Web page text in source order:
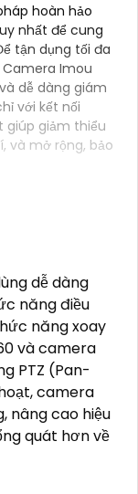
hoàn hảo
nhất để cung
tận dụng tối đa
Camera Imou
dễ dàng giám
với kết nối
giúp giảm thiểu
và mở rộng, bảo
cung cấp
xa, báo động
mà vẫn có
thiết kế dễ
sử dụng mà
được sản
dễ dàng
năng điều
năng xoay
và camera
PTZ (Pan-
camera
nâng cao hiệu
quát hơn về